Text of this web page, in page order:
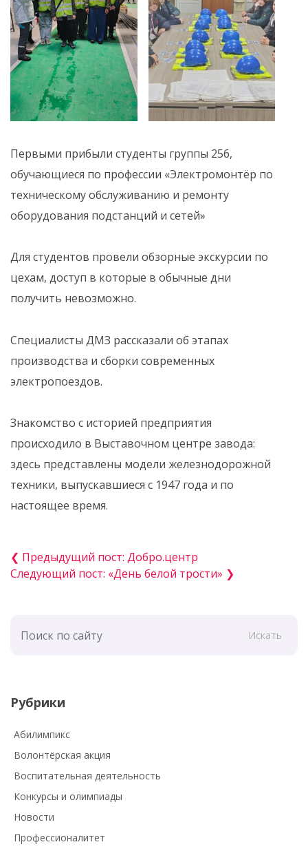
Первыми прибыли студенты группы 256,
обучающиеся по профессии «Электромонтёр по
техническому обслуживанию и ремонту
оборудования подстанций и сетей»
Для студентов провели обзорные экскурсии по
цехам, доступ в которые в обычные дни
получить невозможно.
Специалисты ДМЗ рассказали об этапах
производства и сборки современных
электропоездов.
Знакомство с историей предприятия
происходило в Выставочном центре завода:
здесь представлены модели железнодорожной
техники, выпускавшиеся с 1947 года и по
настоящее время.
❮ Предыдущий пост: Добро.центр
Следующий пост: «День белой трости» ❯
Искать
Рубрики
Абилимпикс
Волонтёрская акция
Воспитательная деятельность
Конкурсы и олимпиады
Новости
Профессионалитет